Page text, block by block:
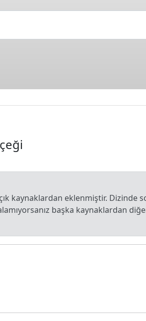
kaynaklardan eklenmiştir. Dizinde
başka kaynaklardan